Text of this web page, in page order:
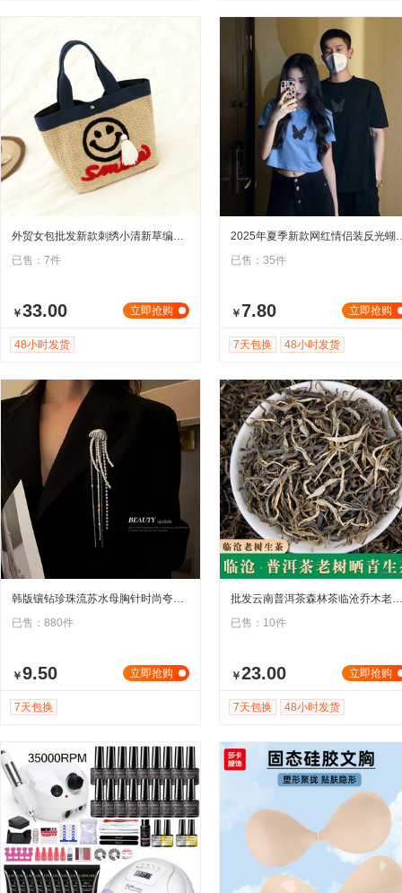
外贸女包批发新款刺绣小清新草编包流苏吊坠沙滩包韩国官网手提包
已售：7件
立即抢购
￥33.00
48小时发货
2025年夏季新款网红情
已售：35件
立即抢购
￥7.80
7天包换 48小时发货
韩版镶钻珍珠流苏水母胸针时尚夸张别针ins高级西装外套配饰批发
已售：880件
立即抢购
￥9.50
7天包换
批发云南普洱茶森林茶临沧乔木老树普洱晒青 早春生茶冰岛甜散茶
已售：10件
立即抢购
￥23.00
7天包换 48小时发货